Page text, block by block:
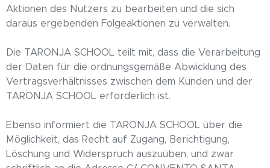
Aktionen des Nutzers zu bearbeiten und die sich
daraus ergebenden Folgeaktionen zu verwalten.
Die TARONJA SCHOOL teilt mit, dass die Verarbeitung
der Daten für die ordnungsgemäße Abwicklung des
Vertragsverhältnisses zwischen dem Kunden und der
TARONJA SCHOOL erforderlich ist.
Ebenso informiert die TARONJA SCHOOL über die
Möglichkeit, das Recht auf Zugang, Berichtigung,
Löschung und Widerspruch auszuüben, und zwar